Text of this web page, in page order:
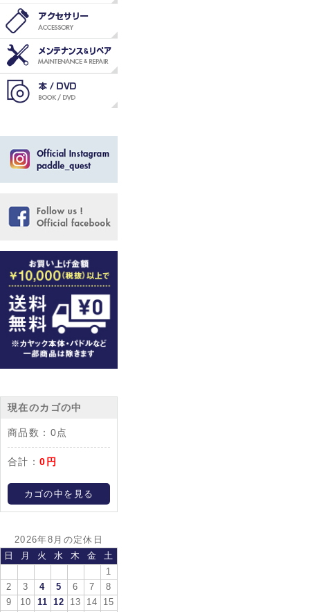
現在のカゴの中
商品数： 0点
合計：0円
カゴの中を見る
2026年8月の定休日
日
月 火 水 木 金
土
1
2
3 4 5 6 7
8
9
10 11 12 13 14
15